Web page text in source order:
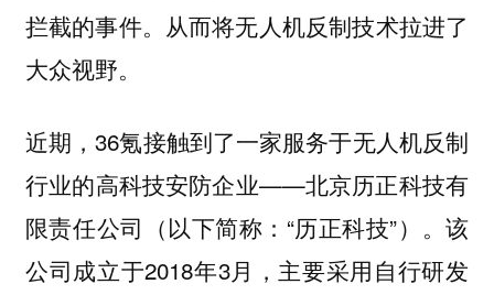
拦截的事件。从而将无人机反制技术拉进了
大众视野。
近期，36氪接触到了一家服务于无人机反制
行业的高科技安防企业——北京历正科技有
限责任公司（以下简称：“历正科技”）。该
公司成立于2018年3月，主要采用自行研发